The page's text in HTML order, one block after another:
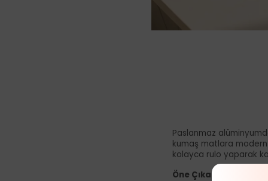
Paslanmaz
kumaş matlara modern
kolayca rulo yaparak
Öne Çıkan Özellikler